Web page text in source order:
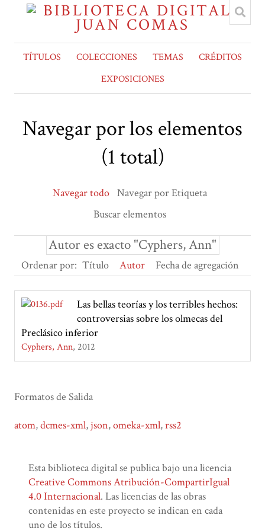
TÍTULOS COLECCIONES TEMAS
CRÉDITOS
EXPOSICIONES
Navegar por los elementos
(1 total)
Navegar todo Navegar por Etiqueta
Buscar elementos
Autor es exacto "Cyphers, Ann"
Ordenar por: Título Autor Fecha de agregación
Las bellas teorías y los terribles hechos:
controversias sobre los olmecas del
Preclásico inferior
Cyphers, Ann 2012
Formatos de Salida
atom,dcmes-xml, json,omeka-xml,rss2
Esta biblioteca digital se publica bajo una licencia
Creative Commons Atribución-CompartirIgual
4.0 Internacional. Las licencias de las obras
contenidas en este proyecto se indican en cada
uno de los títulos.